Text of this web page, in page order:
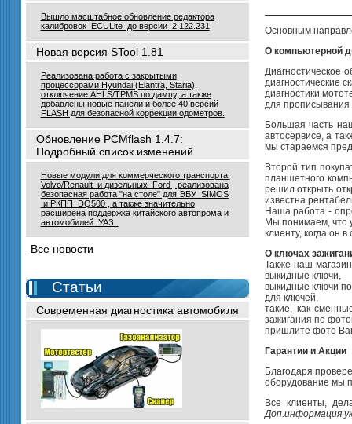
Вышло масштабное обновление редактора
калибровок ECULite до версии 2.122.231
Новая версия STool 1.81
Реализована работа с закрытыми
процессорами Hyundai (Elantra, Staria),
отключение AHLS/TPMS по дампу, а также
добавлены новые панели и более 40 версий
FLASH для безопасной коррекции одометров.
Обновление PCMflash 1.4.7:
Подробный список изменений
Новые модули для коммерческого транспорта
Volvo/Renault и дизельных Ford , реализована
безопасная работа "на столе" для ЭБУ SIMOS
и РКПП DQ500 , а также значительно
расширена поддержка китайского автопрома и
автомобилей УАЗ .
Все новости
Статьи
Современная диагностика автомобиля
6P, 8, PM,
POLETRON /
PREMIUM •
TE-PS, TE-PM,
TE-STREAM-
POWER
Основным
О компьютерной
Диагностическое
диагностические
диагностики
для прописывания
Большая часть
автосервисе, а
мы стараемся
Второй тип
планшетного
решил открыть
известна
Наша работа -
Мы понимаем, что
клиенту, когда он
О ключах
Также наш
выкидные ключи,
выкидные ключи
для ключей,
такие, как
зажигания по
пришлите фото
Гарантии и Акции
Благодаря
оборудование мы
Все клиенты,
Доп.информация